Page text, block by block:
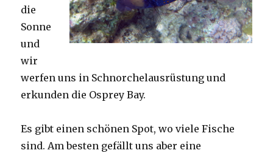
die
Sonne
und
wir
werfen uns in Schnorchelausrüstung und
erkunden die Osprey Bay.
Es gibt einen schönen Spot, wo viele Fische
sind. Am besten gefällt uns aber eine